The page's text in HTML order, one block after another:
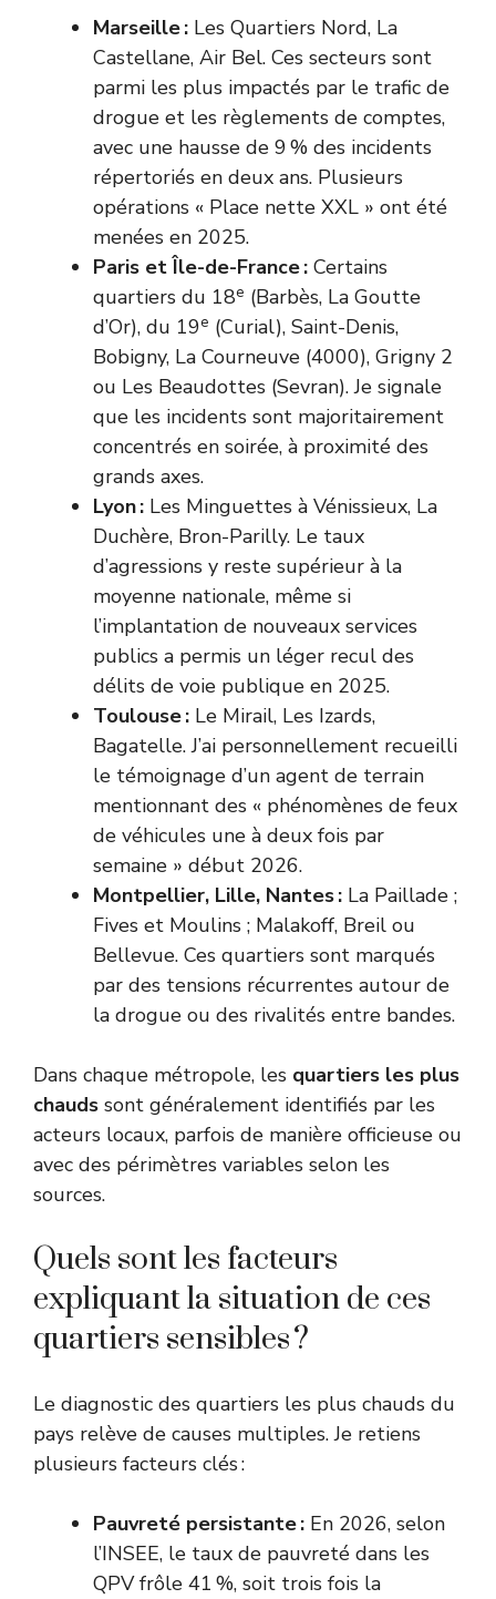
Marseille : Les Quartiers Nord, La
Castellane, Air Bel. Ces secteurs sont
parmi les plus impactés par le trafic de
drogue et les règlements de comptes,
avec une hausse de 9 % des incidents
répertoriés en deux ans. Plusieurs
opérations « Place nette XXL » ont été
menées en 2025.
Paris et Île-de-France : Certains
quartiers du 18e (Barbès, La Goutte
d’Or), du 19e (Curial), Saint-Denis,
Bobigny, La Courneuve (4000), Grigny 2
ou Les Beaudottes (Sevran). Je signale
que les incidents sont majoritairement
concentrés en soirée, à proximité des
grands axes.
Lyon : Les Minguettes à Vénissieux, La
Duchère, Bron-Parilly. Le taux
d’agressions y reste supérieur à la
moyenne nationale, même si
l’implantation de nouveaux services
publics a permis un léger recul des
délits de voie publique en 2025.
Toulouse : Le Mirail, Les Izards,
Bagatelle. J’ai personnellement recueilli
le témoignage d’un agent de terrain
mentionnant des « phénomènes de feux
de véhicules une à deux fois par
semaine » début 2026.
Montpellier, Lille, Nantes : La Paillade ;
Fives et Moulins ; Malakoff, Breil ou
Bellevue. Ces quartiers sont marqués
par des tensions récurrentes autour de
la drogue ou des rivalités entre bandes.
Dans chaque métropole, les quartiers les plus
chauds sont généralement identifiés par les
acteurs locaux, parfois de manière officieuse ou
avec des périmètres variables selon les
sources.
Quels sont les facteurs
expliquant la situation de ces
quartiers sensibles ?
Le diagnostic des quartiers les plus chauds du
pays relève de causes multiples. Je retiens
plusieurs facteurs clés :
Pauvreté persistante : En 2026, selon
l’INSEE, le taux de pauvreté dans les
QPV frôle 41 %, soit trois fois la